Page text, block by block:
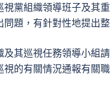
視黨組織領導班子及其
題，有針對性地提出
及其巡視任務領導小組
視的有關情況通報有關